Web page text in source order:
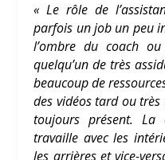
« Le rôle de
parfois un job un peu
l’ombre du coach
quelqu’un de très
beaucoup de
des vidéos tard ou
toujours présent.
travaille avec les
les arrières et vice-